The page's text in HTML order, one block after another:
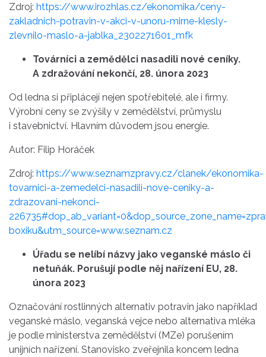
Zdroj: https://www.irozhlas.cz/ekonomika/ceny-
zakladnich-potravin-v-akci-v-unoru-mirne-klesly-
zlevnilo-maslo-a-jablka_2302271601_mfk
Továrníci a zemědělci nasadili nové ceníky.
A zdražování nekončí, 28. února 2023
Od ledna si připlácejí nejen spotřebitelé, ale i firmy.
Výrobní ceny se zvýšily v zemědělství, průmyslu
i stavebnictví. Hlavním důvodem jsou energie.
Autor: Filip Horáček
Zdroj: https://www.seznamzpravy.cz/clanek/ekonomika-
tovarnici-a-zemedelci-nasadili-nove-ceniky-a-
zdrazovani-nekonci-
boxiku&utm_source=www.seznam.cz
Úřadu se nelíbí názvy jako veganské máslo či
netuňák. Porušují podle něj nařízení EU, 28.
února 2023
Označování rostlinných alternativ potravin jako například
veganské máslo, veganská vejce nebo alternativa mléka
je podle ministerstva zemědělství (MZe) porušením
unijních nařízení. Stanovisko zveřejnila koncem ledna